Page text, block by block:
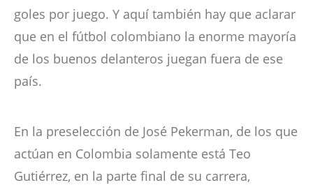
goles por juego. Y aquí también hay que aclarar
que en el fútbol colombiano la enorme mayoría
de los buenos delanteros juegan fuera de ese
país.
En la preselección de José Pekerman, de los que
actúan en Colombia solamente está Teo
Gutiérrez, en la parte final de su carrera,